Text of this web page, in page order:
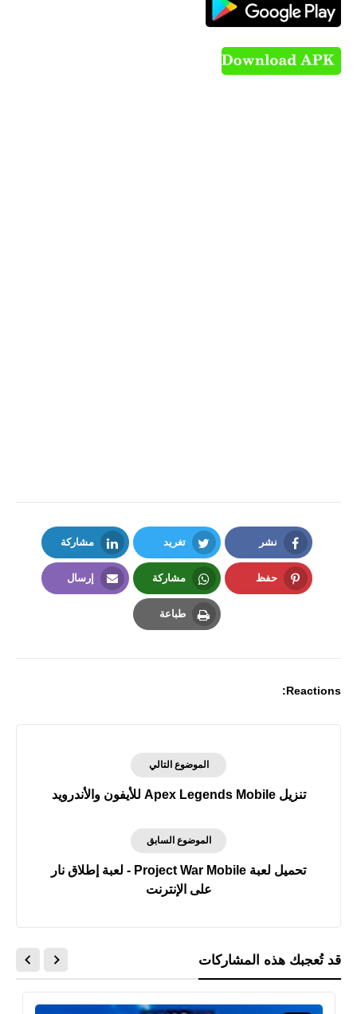
نشر
Facebook
تغريد
Twitter
مشاركة
LinkedIn
حفظ مشاركة
Whatsapp
إرسال
طباعة
Reactions:
الموضوع التالي
تنزيل Apex Legends Mobile‏ للأيفون والأندرويد
الموضوع السابق
تحميل لعبة Project War Mobile - لعبة إطلاق نار
على الإنترنت
قد تُعجبك هذه المشاركات